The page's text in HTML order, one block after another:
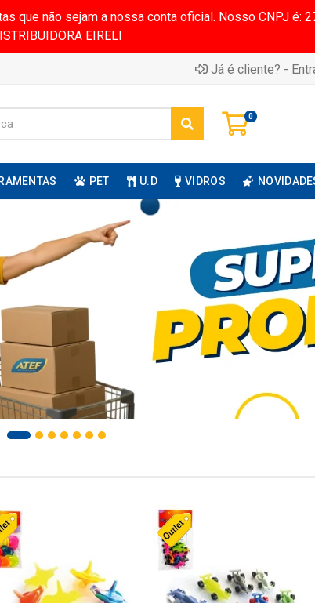
que não sejam a nossa conta oficial. Nosso CNPJ é:
EIRELI
Já é cliente? -
0
PET U.D VIDROS